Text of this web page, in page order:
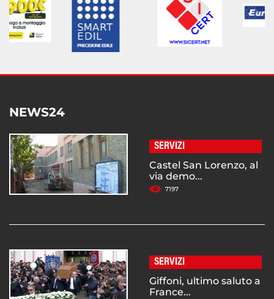
NEWS24
SERVIZI
Castel San Lorenzo, al
via demo...
7197
SERVIZI
Giffoni, ultimo saluto a
France...